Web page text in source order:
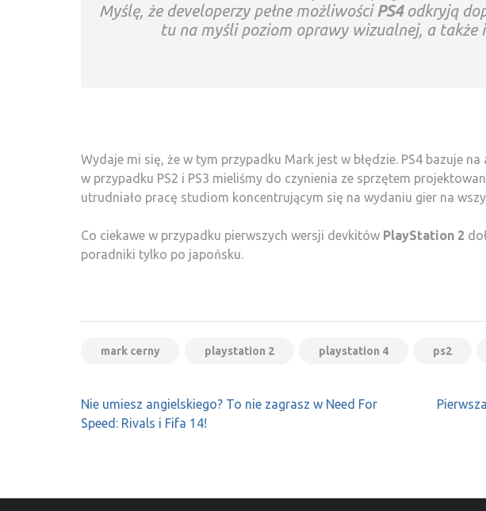
Myślę, że developerzy pełne możliwości PS4odkryją
tu na myśli poziom oprawy wizualnej, a także
Wydaje mi się, że w tym przypadku Mark jest w błędzie. PS4 bazuje
w przypadku PS2 i PS3 mieliśmy do czynienia ze sprzętem
utrudniało pracę studiom koncentrującym się na wydaniu gier na
Co ciekawe w przypadku pierwszych wersji devkitów PlayStation 2
poradniki tylko po japońsku.
mark cerny playstation 2 playstation 4 ps2
Nawigacja
wpisu
Nie umiesz angielskiego? To nie zagrasz w Need For
Speed: Rivals i Fifa 14!